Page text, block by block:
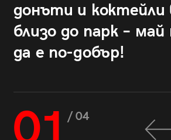
донъти и коктейли
близо до парк – май
да е по-добър!
/ 04